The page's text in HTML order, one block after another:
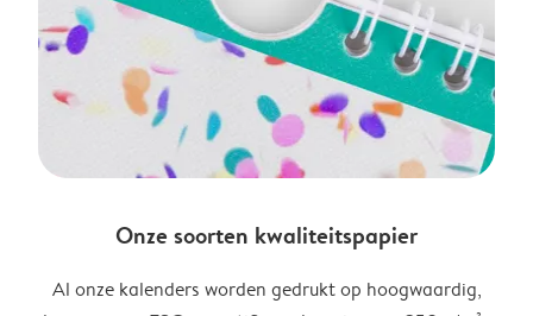
Onze soorten kwaliteitspapier
Al onze kalenders worden gedrukt op hoogwaardig,